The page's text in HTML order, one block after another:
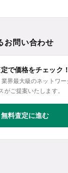
お問い合わせ
で価格をチェック！
界最大級のネットワー
がご提案いたします。
無料査定に進む